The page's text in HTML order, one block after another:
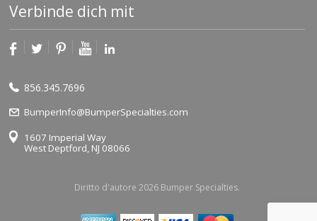
Verbinde dich mit
856.345.7696
BumperInfo@BumperSpecialties.com
1607 Imperial Way
West Deptford, NJ 08066
Diritto d'autore 2026 Bumper Specialties.